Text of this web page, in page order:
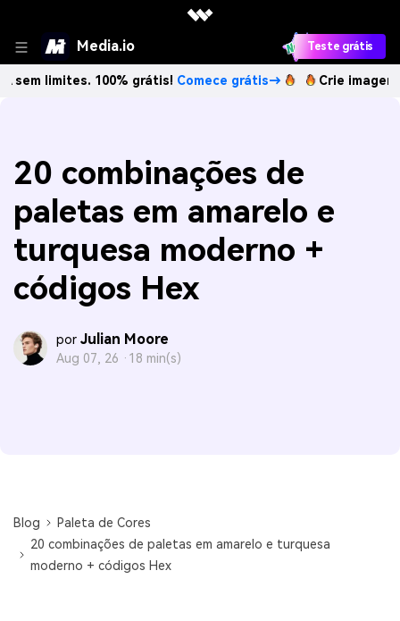
Media.io Teste grátis
100% grátis!Comece grátis→ Crie imagens com IA
20 combinações de
paletas em amarelo e
turquesa moderno +
códigos Hex
por Julian Moore
Aug 07, 26 · 18 min(s)
Blog
Paleta de Cores
20 combinações de paletas em amarelo e turquesa
moderno + códigos Hex